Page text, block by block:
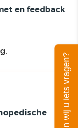
en feedback
Mogen wij u iets vragen?